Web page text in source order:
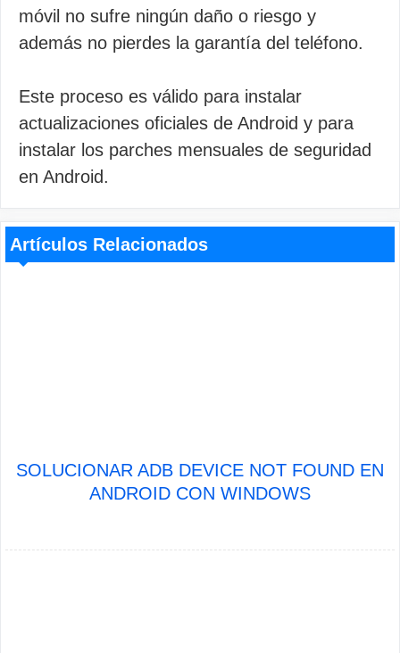
móvil no sufre ningún daño o riesgo y
además no pierdes la garantía del teléfono.
Este proceso es válido para instalar
actualizaciones oficiales de Android y para
instalar los parches mensuales de seguridad
en Android.
Artículos Relacionados
SOLUCIONAR ADB DEVICE NOT FOUND EN
ANDROID CON WINDOWS